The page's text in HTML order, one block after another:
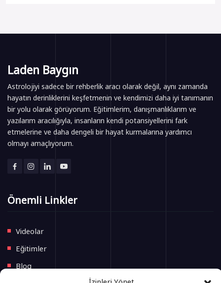
Laden Baygın
Astrolojiyi sadece bir rehberlik aracı olarak değil, aynı zamanda
hayatın derinliklerini keşfetmenin ve kendimizi daha iyi tanımanın
bir yolu olarak görüyorum. Eğitimlerim, danışmanlıklarım ve
yazılarım aracılığıyla, insanların kendi potansiyellerini fark
etmelerine ve daha dengeli bir hayat kurmalarına yardımcı
olmayı amaçlıyorum.
Önemli Linkler
Videolar
Eğitimler
Blog